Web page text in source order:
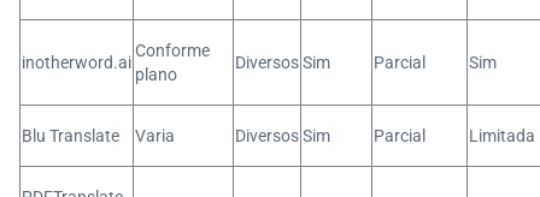
inotherword.ai
Conforme
plano
DiversosSim Parcial Sim
Blu Translate Varia DiversosSim Parcial Limitada